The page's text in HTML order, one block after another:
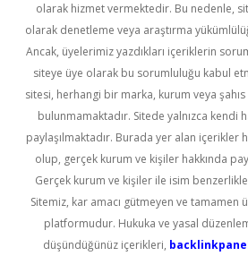
olarak hizmet vermektedir. Bu nedenle,
olarak denetleme veya araştırma
Ancak, üyelerimiz yazdıkları içeriklerin
siteye üye olarak bu sorumluluğu kabul
sitesi, herhangi bir marka, kurum veya
bulunmamaktadır. Sitede yalnızca kendi
paylaşılmaktadır. Burada yer alan içerikler
olup, gerçek kurum ve kişiler hakkında
Gerçek kurum ve kişiler ile isim
Sitemiz, kar amacı gütmeyen ve tamamen
platformudur. Hukuka ve yasal
düşündüğünüz içerikleri,